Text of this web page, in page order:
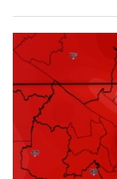
기
독
기
시
개
켓
파
워
운
세
학
동
골
프